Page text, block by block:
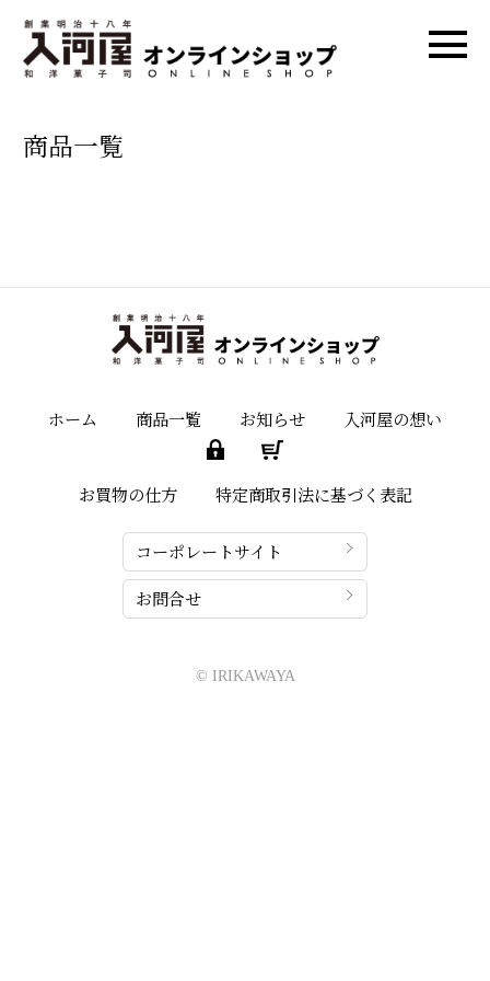
商品一覧
ホーム 商品一覧 お知らせ 入河屋の想い
お買物の仕方 特定商取引法に基づく表記
お問合せ
コーポレートサイト
© IRIKAWAYA